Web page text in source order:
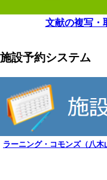
文献の複写・
施設予約システム
ラーニング・コモンズ（八